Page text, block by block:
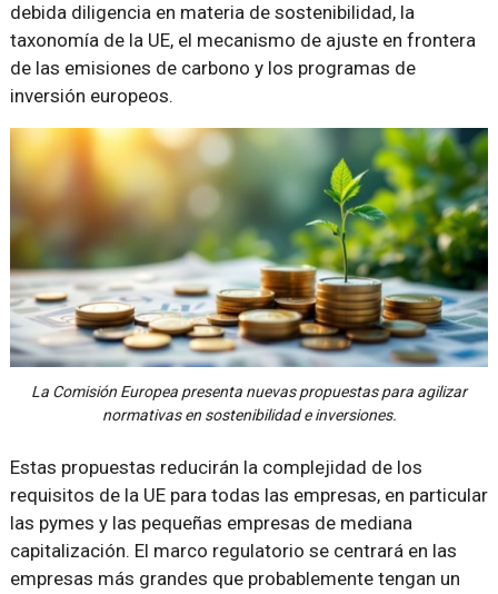
debida diligencia en materia de sostenibilidad, la
taxonomía de la UE, el mecanismo de ajuste en frontera
de las emisiones de carbono y los programas de
inversión europeos.
La Comisión Europea presenta nuevas propuestas para agilizar
normativas en sostenibilidad e inversiones.
Estas propuestas reducirán la complejidad de los
requisitos de la UE para todas las empresas, en particular
las pymes y las pequeñas empresas de mediana
capitalización. El marco regulatorio se centrará en las
empresas más grandes que probablemente tengan un